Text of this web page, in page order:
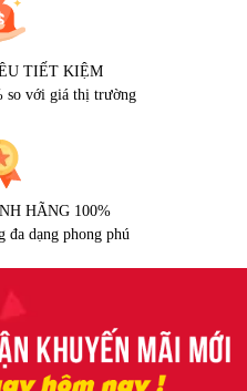
TIẾT KIỆM
so với giá thị trường
HÃNG 100%
đa dạng phong phú